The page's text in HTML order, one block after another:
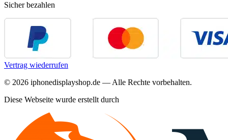
Sicher bezahlen
Vertrag wiederrufen
© 2026 iphonedisplayshop.de — Alle Rechte vorbehalten.
Diese Webseite wurde erstellt durch